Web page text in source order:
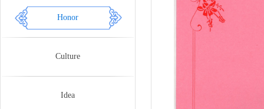
Honor
Culture
Idea